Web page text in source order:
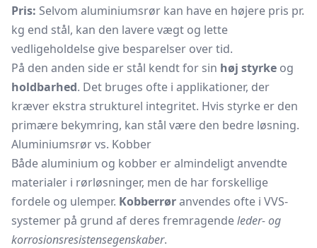
Pris: Selvom aluminiumsrør kan have en højere pris pr.
kg end stål, kan den lavere vægt og lette
vedligeholdelse give besparelser over tid.
På den anden side er stål kendt for sin høj styrke og
holdbarhed. Det bruges ofte i applikationer, der
kræver ekstra strukturel integritet. Hvis styrke er den
primære bekymring, kan stål være den bedre løsning.
Aluminiumsrør vs. Kobber
Både aluminium og kobber er almindeligt anvendte
materialer i rørløsninger, men de har forskellige
fordele og ulemper. Kobberrøranvendes ofte i VVS-
systemer på grund af deres fremragendeleder- og
korrosionsresistensegenskaber.